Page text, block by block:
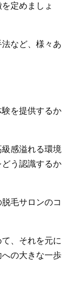
定めましょ
など、様々あ
を提供するか
感溢れる環境
う認識するか
毛サロンのコ
、それを元に
の大きな一歩